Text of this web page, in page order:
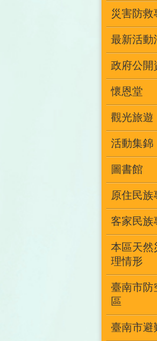
災害防救
最新活動
政府公開
懷恩堂
觀光旅遊
活動集錦
圖書館
原住民族
客家民族
本區天然
理情形
臺南市防
區
臺南市避